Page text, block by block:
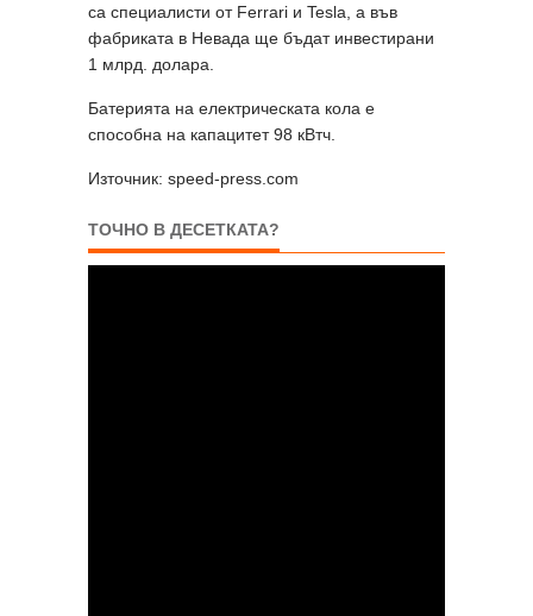
са специалисти от Ferrari и Tesla, а във
фабриката в Невада ще бъдат инвестирани
1 млрд. долара.
Батерията на електрическата кола е
способна на капацитет 98 кВтч.
Източник: speed-press.com
ТОЧНО В ДЕСЕТКАТА?